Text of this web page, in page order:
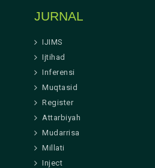
JURNAL
IJIMS
Ijtihad
Inferensi
Muqtasid
Register
Attarbiyah
Mudarrisa
Millati
Inject